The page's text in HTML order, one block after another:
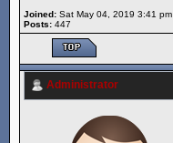
Joined: Sat May 04, 2019 3:41 pm
Posts: 447
Administrator